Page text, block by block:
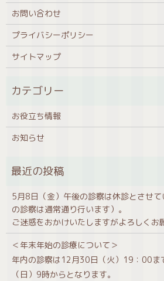
お問い合わせ
プライバシーポリシー
サイトマップ
お役立ち情報
お知らせ
5月8日（金）午後の診察は休診とさせ
の診察は通常通り行います）。
ご迷惑をおかけいたしますがよろしくお
＜年末年始の診療について＞
年内の診察は12月30日（火）19：00ま
（日）9時からとなります。